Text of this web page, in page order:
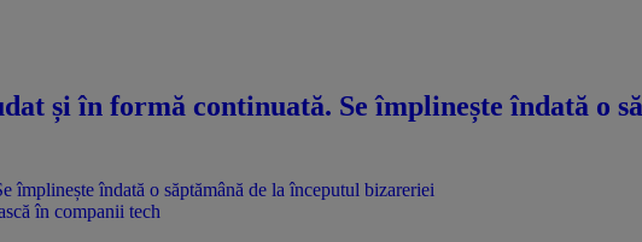
și în formă continuată. Se împlinește îndată o
în companii tech